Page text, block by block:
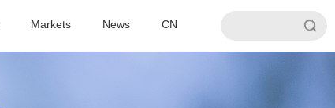
Markets News CN